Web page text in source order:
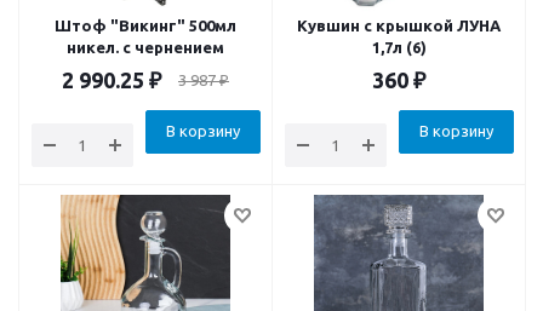
Штоф "Викинг" 500мл
никел. с чернением
2 990.25 ₽ 3 987₽
В корзину
Кувшин с крышкой ЛУНА
1,7л (6)
360 ₽
В корзину